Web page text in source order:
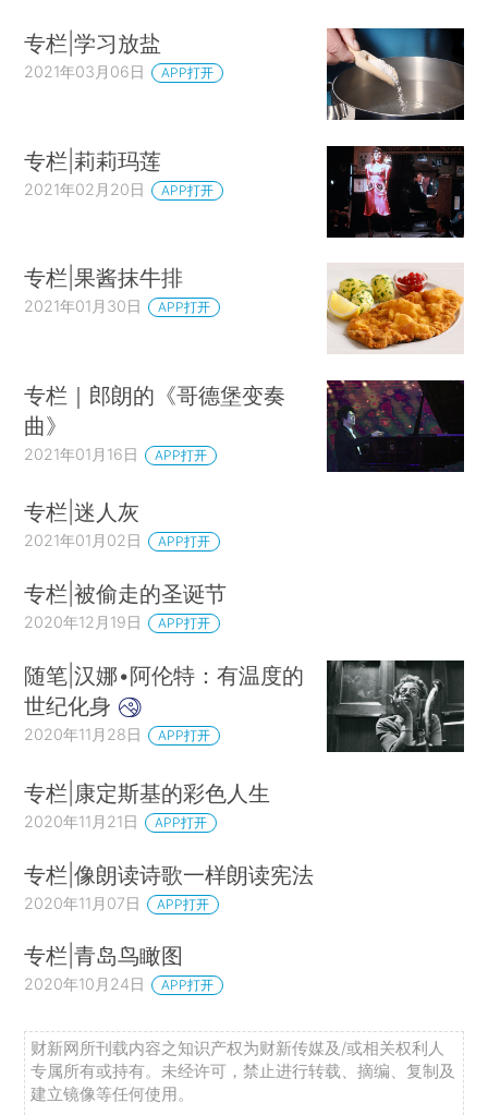
专栏|学习放盐
2021年03月06日 APP打开
专栏|莉莉玛莲
2021年02月20日 APP打开
专栏|果酱抹牛排
2021年01月30日 APP打开
专栏｜郎朗的《哥德堡变奏
曲》
2021年01月16日 APP打开
专栏|迷人灰
2021年01月02日 APP打开
专栏|被偷走的圣诞节
2020年12月19日 APP打开
随笔|汉娜•阿伦特：有温度的
世纪化身
2020年11月28日 APP打开
专栏|康定斯基的彩色人生
2020年11月21日 APP打开
专栏|像朗读诗歌一样朗读宪法
2020年11月07日 APP打开
专栏|青岛鸟瞰图
2020年10月24日 APP打开
财新网所刊载内容之知识产权为财新传媒及/或相关权利人
专属所有或持有。未经许可，禁止进行转载、摘编、复制及
建立镜像等任何使用。